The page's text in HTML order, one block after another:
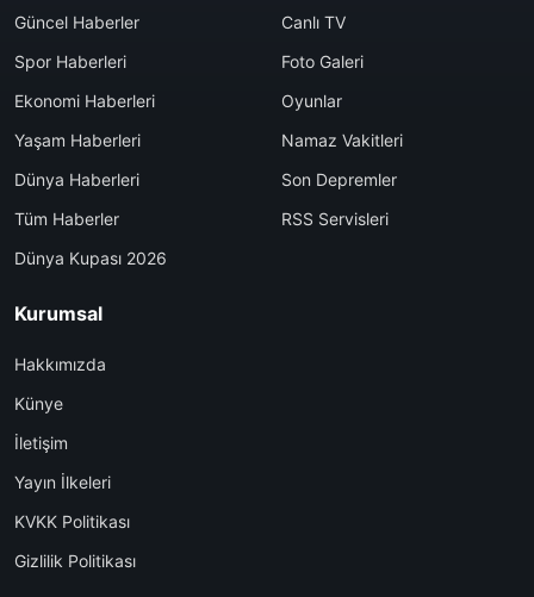
Güncel Haberler
Spor Haberleri
Ekonomi Haberleri
Yaşam Haberleri
Dünya Haberleri
Tüm Haberler
Dünya Kupası 2026
Canlı TV
Foto Galeri
Oyunlar
Namaz Vakitleri
Son Depremler
RSS Servisleri
Kurumsal
Hakkımızda
Künye
İletişim
Yayın İlkeleri
KVKK Politikası
Gizlilik Politikası